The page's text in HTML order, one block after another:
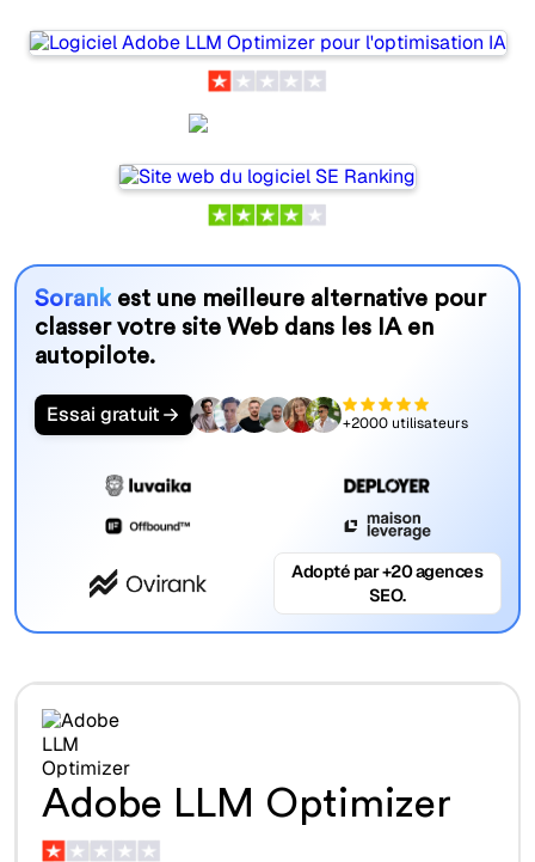
Sorankest une meilleure alternative pour
classer votre site Web dans les IA en
autopilote.
Essai gratuit +2000 utilisateurs
Adopté par +20 agences
SEO.
Adobe LLM Optimizer